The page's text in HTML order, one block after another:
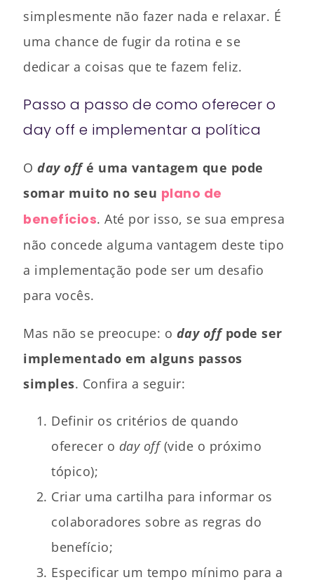
simplesmente não fazer nada e relaxar. É
uma chance de fugir da rotina e se
dedicar a coisas que te fazem feliz.
Passo a passo de como oferecer o
day off e implementar a política
O day offé uma vantagem que pode
somar muito no seu plano de
benefícios. Até por isso, se sua empresa
não concede alguma vantagem deste tipo
a implementação pode ser um desafio
para vocês.
Mas não se preocupe: o day offpode ser
implementado em alguns passos
simples. Confira a seguir:
Definir os critérios de quando
oferecer o day off(vide o próximo
tópico);
Criar uma cartilha para informar os
colaboradores sobre as regras do
benefício;
Especificar um tempo mínimo para a